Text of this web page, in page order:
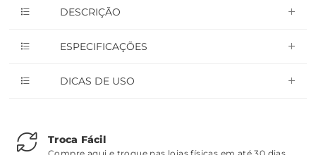
DESCRIÇÃO
ESPECIFICAÇÕES
DICAS DE USO
Troca Fácil